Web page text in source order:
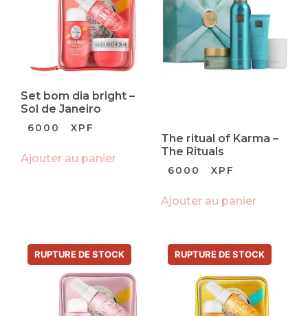
Set bom dia bright –
Sol de Janeiro
6000 XPF
Ajouter au panier
The ritual of Karma –
The Rituals
6000 XPF
Ajouter au panier